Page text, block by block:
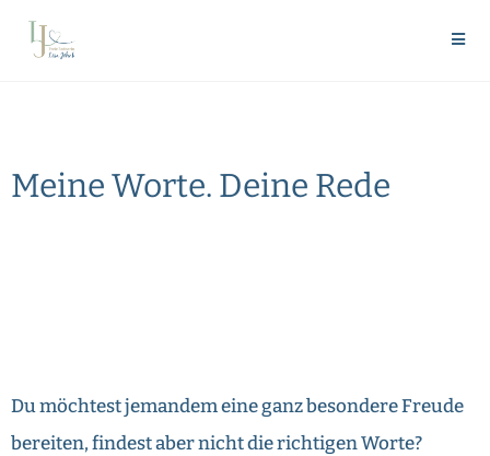
springen
Meine Worte. Deine Rede
Du möchtest jemandem eine ganz besondere Freude
bereiten, findest aber nicht die richtigen Worte?